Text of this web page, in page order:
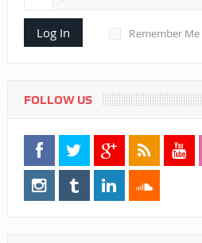
Log In Remember Me
FOLLOW US